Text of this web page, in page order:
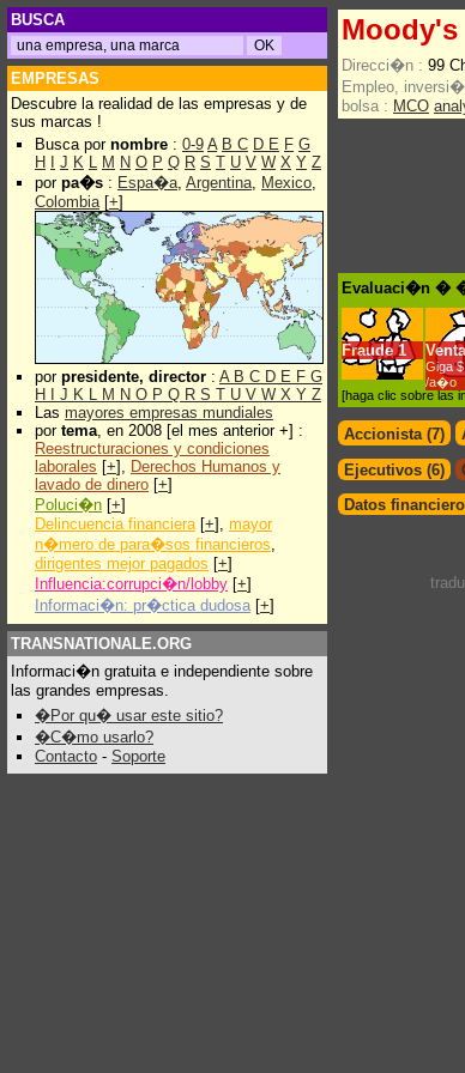
BUSCA
EMPRESAS
Descubre la realidad de las empresas y de
sus marcas !
Busca por nombre : 0-9 A B C D E F G
H
J K L M N O P Q R S T U V W X Y Z
por pa�s : Espa�a, Argentina, Mexico,
Colombia[+]
por presidente, director : A B C D E F G
H
J K L M N O P Q R S T U V W X Y Z
Las mayores empresas mundiales
por tema, en 2008 [el mes anterior +] :
Reestructuraciones y condiciones
laborales [+], Derechos Humanos y
lavado de dinero [+]
Poluci�n [+]
Delincuencia financiera[+], mayor
n�mero de para�sos financieros,
dirigentes mejor pagados [+]
Influencia:corrupci�n/lobby [+]
Informaci�n: pr�ctica dudosa [+]
TRANSNATIONALE.ORG
Informaci�n gratuita e independiente sobre
las grandes empresas.
�Por qu� usar este sitio?
�C�mo usarlo?
Contacto - Soporte
Moody's
Direcci�n : 99
Empleo,
bolsa : MCO
Evaluaci�n �
Fraude 1
Giga
/a�o
[haga clic sobre las
Accionista (7)
Ejecutivos (6)
Datos